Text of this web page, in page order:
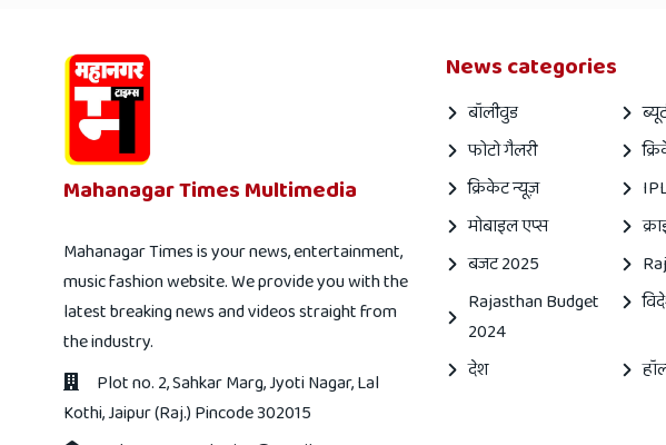
Mahanagar Times Multimedia
Mahanagar Times is your news, entertainment,
music fashion website. We provide you with the
latest breaking news and videos straight from
the industry.
Plot no. 2, Sahkar Marg, Jyoti Nagar, Lal
Kothi, Jaipur (Raj.) Pincode 302015
News categories
बॉलीवुड
फोटो गैलरी
क्रिकेट न्यूज़
मोबाइल एप्स
बजट 2025
Rajasthan Budget
2024
देश